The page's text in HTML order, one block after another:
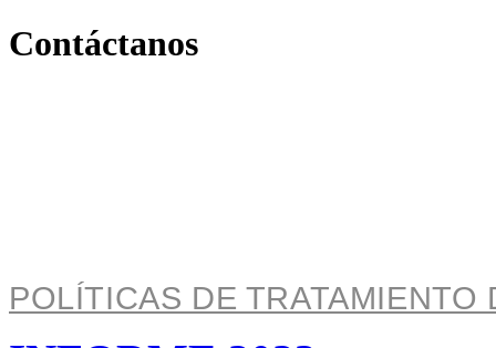
Contáctanos
POLÍTICAS DE TRATAMIENTO